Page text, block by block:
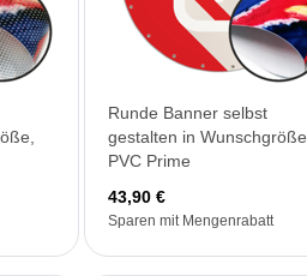
Runde Banner selbst
gestalten in Wunschgröße,
PVC Prime
43,90 €
Sparen mit Mengenrabatt